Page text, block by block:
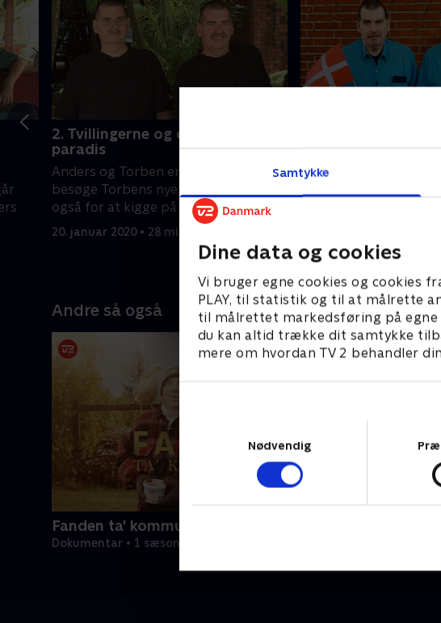
Samtykke
Dine data og cookies
Vi bruger egne cookies og cookies
PLAY, til statistik og til at målrette
til målrettet markedsføring på
du kan altid trække dit samtykke
mere om hvordan TV 2 behandler
Nødvendig
2. Tvillingerne og drømmen om
paradis
Anders og Torben er i Thailand for at
besøge Torbens nye kæreste, men
også for at kigge på hus.
20. januar 2020 • 28 min
årsfødselsdagen
Anders og Torben
Andre så også
Fanden ta' kommunen
Dokumentar • 1 sæsoner